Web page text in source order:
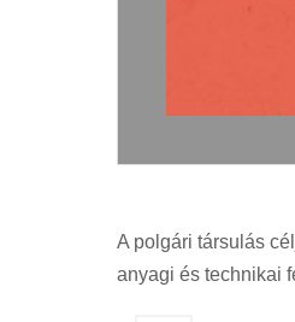
A polgári társulás
anyagi és technikai